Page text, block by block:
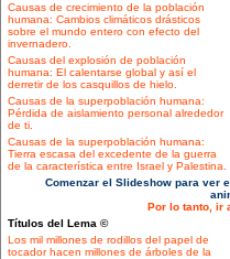
Causas de crecimiento de la población
humana: Cambios climáticos drásticos
sobre el mundo entero con efecto del
invernadero.
Causas del explosión de población
humana: El calentarse global y así el
derretir de los casquillos de hielo.
Causas de la superpoblación humana:
Pérdida de aislamiento personal alrededor
de ti.
Causas de la superpoblación humana:
Tierra escasa del excedente de la guerra
de la característica entre Israel y Palestina.
Comenzar el Slideshow para ver
Por lo tanto, ir
Títulos del Lema ©
Los mil millones de rodillos del papel de
tocador hacen millones de árboles de la